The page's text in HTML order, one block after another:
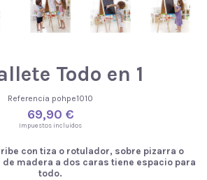
Todo en 1
Referencia pohpe1010
69,90 €
Impuestos incluidos
con tiza o rotulador, sobre pizarra o
de madera a dos caras tiene espacio para
todo.